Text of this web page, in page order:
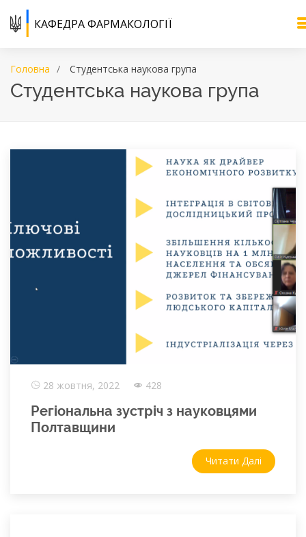
КАФЕДРА ФАРМАКОЛОГІЇ
Головна Cтудентська наукова група
Cтудентська наукова група
28 жовтня, 2022 428
Регіональна зустріч з науковцями
Полтавщини
Читати Далі